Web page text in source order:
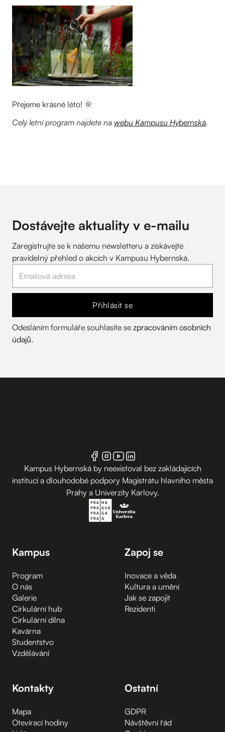
Přejeme krásné léto! 🌞
Celý letní program najdete na webu Kampusu Hybernská.
Dostávejte aktuality v e-mailu
Zaregistrujte se k našemu newsletteru a získávejte
pravidelný přehled o akcích v Kampusu Hybernská.
Přihlásit se
Odesláním formuláře souhlasíte se zpracováním osobních
údajů.
Kampus Hybernská by neexistoval bez zakládajících
institucí a dlouhodobé podpory Magistrátu hlavního města
Prahy a Univerzity Karlovy.
Kampus
Program
O nás
Galerie
Cirkulární hub
Cirkulární dílna
Kavárna
Studentstvo
Vzdělávání
Zapoj se
Inovace a věda
Kultura a umění
Jak se zapojit
Rezidenti
Kontakty
Mapa
Otevírací hodiny
Ostatní
GDPR
Návštěvní řád